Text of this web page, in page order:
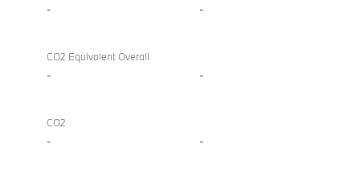
- -
CO2 Equivalent Overall
- -
CO2
- -